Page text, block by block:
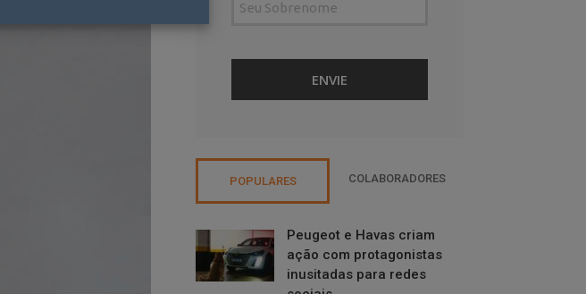
POPULARES COLABORADORES
Peugeot e Havas criam
ação com protagonistas
inusitadas para redes